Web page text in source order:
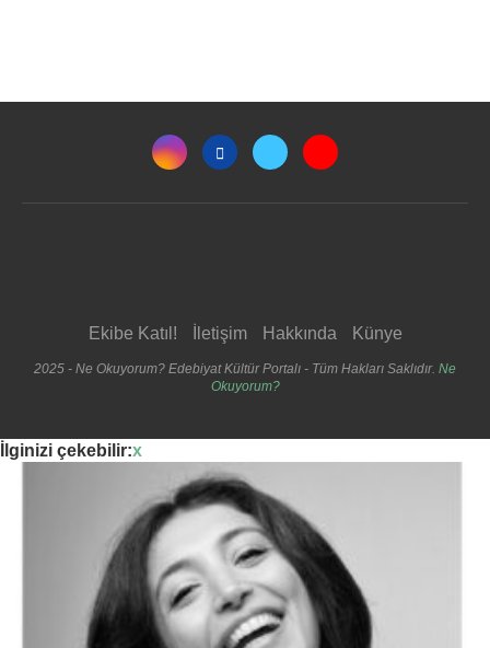
Ekibe Katıl! İletişim Hakkında Künye
2025 - Ne Okuyorum? Edebiyat Kültür Portalı - Tüm Hakları Saklıdır. Ne
Okuyorum?
İlginizi çekebilir:x